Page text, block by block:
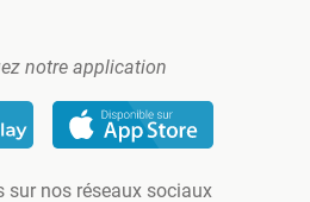
notre application
sur nos réseaux sociaux